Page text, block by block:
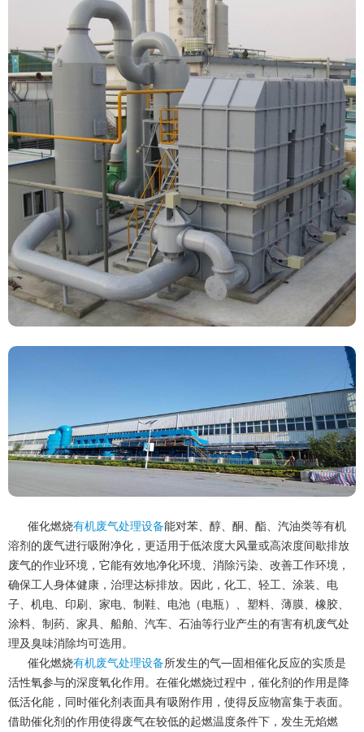
催化燃烧有机废气处理设备能对苯、醇、酮、酯、汽油类等有机
溶剂的废气进行吸附净化，更适用于低浓度大风量或高浓度间歇排放
废气的作业环境，它能有效地净化环境、消除污染、改善工作环境，
确保工人身体健康，治理达标排放。因此，化工、轻工、涂装、电
子、机电、印刷、家电、制鞋、电池（电瓶）、塑料、薄膜、橡胶、
涂料、制药、家具、船舶、汽车、石油等行业产生的有害有机废气处
理及臭味消除均可选用。
催化燃烧有机废气处理设备所发生的气—固相催化反应的实质是
活性氧参与的深度氧化作用。在催化燃烧过程中，催化剂的作用是降
低活化能，同时催化剂表面具有吸附作用，使得反应物富集于表面。
借助催化剂的作用使得废气在较低的起燃温度条件下，发生无焰燃